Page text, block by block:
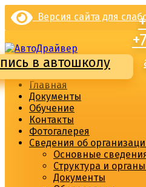
Перейти
содержимому
Версия сайта для
в автошколу
Главная
Документы
Обучение
Контакты
Фотогалерея
Сведения об
Основные
Структура и
Документы